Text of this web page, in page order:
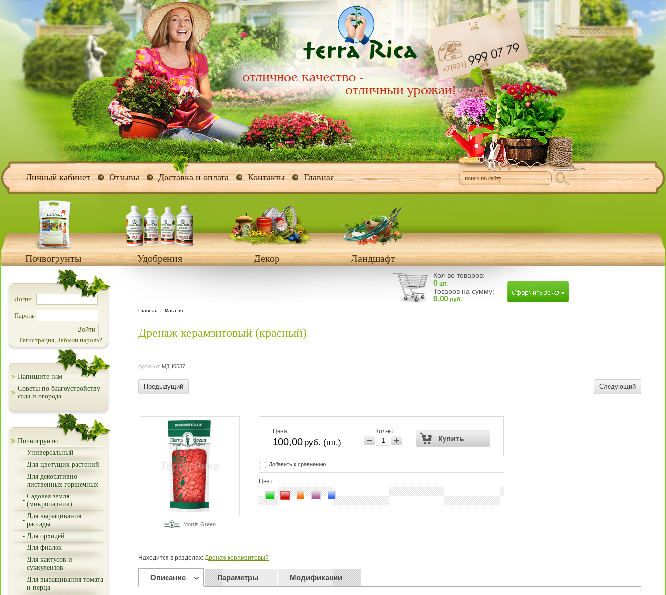
Личный кабинет Отзывы Доставка и оплата Контакты Главная
Почвогрунты Удобрения Декор Ландшафт
Кол-во товаров:
0 шт.
Товаров на сумму:
0,00 руб.
Логин
Пароль
Регистрация, Забыли пароль?
Напишите нам
Советы по благоустройству
сада и огорода
Почвогрунты
Универсальный
Для цветущих растений
Для декоративно-
лиственных горшечных
Садовая земля
(микропарник)
Для выращивания
рассады
Для орхидей
Для фиалок
Для кактусов и
суккулентов
Для выращивания томата
и перца
Главная / Магазин
Дренаж керамзитовый (красный)
Артикул: МДЦ0537
Предыдущий Следующий
Morris Green
Цена:
100,00 руб. (шт.)
Кол-во:
Добавить к сравнению
Цвет:
Находится в разделах: Дренаж керамзитовый
Описание Параметры Модификации